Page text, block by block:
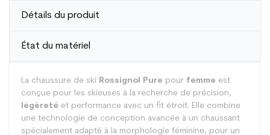
Détails du produit
État du matériel
La chaussure de ski Rossignol Pure pour femme est
conçue pour les skieuses à la recherche de précision,
légèreté et performance avec un fit étroit. Elle combine
une technologie de conception avancée à un chaussant
spécialement adapté à la morphologie féminine, pour un